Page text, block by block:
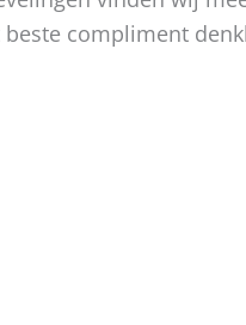
beste compliment